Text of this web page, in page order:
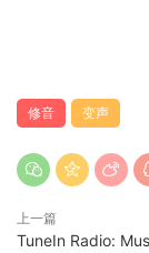
https://
无需修补或破
的一个即可。
原文介绍
修音 变声
上一篇
TuneIn Radio: